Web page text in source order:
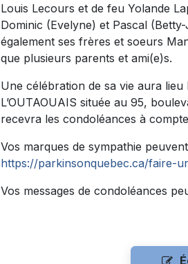
Louis Lecours et de feu Yolande
Dominic (Evelyne) et Pascal
également ses frères et soeurs
que plusieurs parents et ami(e)s.
Une célébration de sa vie aura lieu
L’OUTAOUAIS située au 95,
recevra les condoléances à
Vos marques de sympathie
https://parkinsonquebec.ca/faire-
Vos messages de condoléances